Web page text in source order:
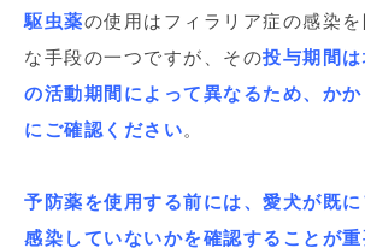
駆虫薬の使用はフィラリア症の感染
な手段の一つですが、その投与期間
の活動期間によって異なるため、か
にご確認ください。
予防薬を使用する前には、愛犬が既
感染していないかを確認することが重